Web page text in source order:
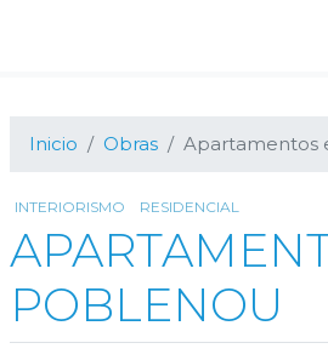
Inicio
Obras Apartamentos
INTERIORISMO RESIDENCIAL
POBLENOU